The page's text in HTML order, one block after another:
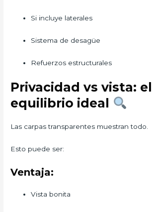
Si incluye laterales
Sistema de desagüe
Refuerzos estructurales
Privacidad vs vista: el
equilibrio ideal
Las carpas transparentes muestran todo.
Esto puede ser:
Ventaja:
Vista bonita